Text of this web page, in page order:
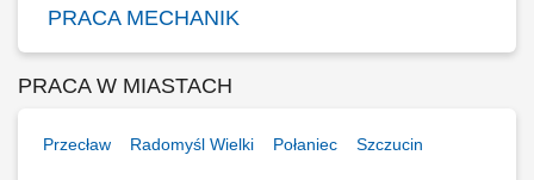
PRACA MECHANIK
PRACA W MIASTACH
Przecław Radomyśl Wielki Połaniec Szczucin